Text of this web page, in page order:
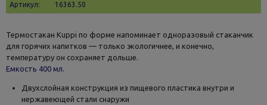
Артикул: 16363.50
Термостакан Kuppi по форме напоминает одноразовый стаканчик
для горячих напитков — только экологичнее, и конечно,
температуру он сохраняет дольше.
Емкость 400 мл.
Двухслойная конструкция из пищевого пластика внутри и
нержавеющей стали снаружи